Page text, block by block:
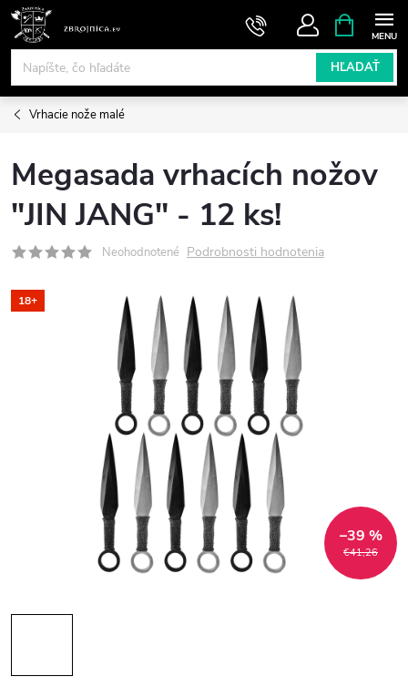
Prejsť
obsah
HĽADAŤ
KOŠÍK
Vrhacie nože malé
Megasada vrhacích nožov
"JIN JANG" - 12 ks!
Neohodnotené Podrobnosti hodnotenia
18+
€41,26
–39 %